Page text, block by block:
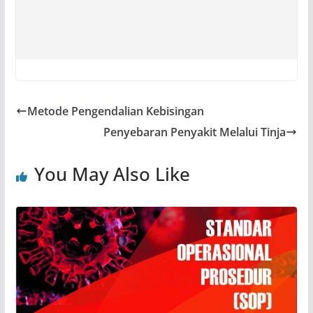
Metode Pengendalian Kebisingan
Penyebaran Penyakit Melalui Tinja
You May Also Like